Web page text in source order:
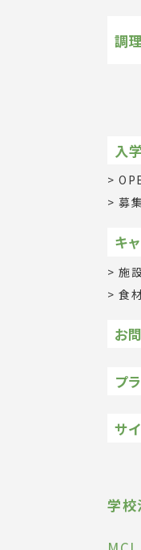
調
入
募
キ
施
食
お
プ
サ
学校